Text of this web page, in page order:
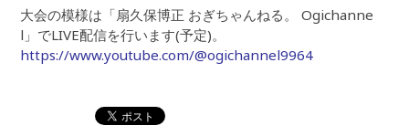
大会の模様は「扇久保博正 おぎちゃんねる。 Ogichanne
l」でLIVE配信を行います(予定)。
https://www.youtube.com/@ogichannel9964